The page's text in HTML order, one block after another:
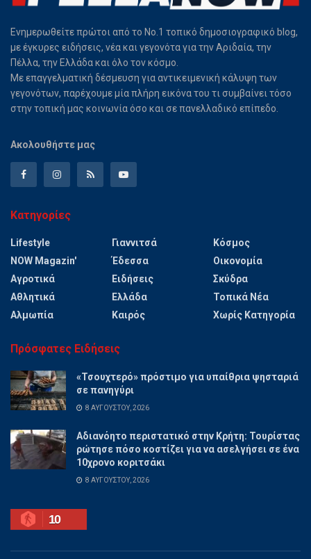
Ενημερωθείτε πρώτοι από το Νο.1 τοπικό δημοσιογραφικό blog,
με έγκυρες ειδήσεις, νέα και γεγονότα για την Αριδαία, την
Πέλλα, την Ελλάδα και όλο τον κόσμο.
Με επαγγελματική δέσμευση για αντικειμενική κάλυψη των
γεγονότων, παρέχουμε μία πλήρη εικόνα του τι συμβαίνει τόσο
στην τοπική μας κοινωνία όσο και σε πανελλαδικό επίπεδο.
Ακολουθήστε μας
Κατηγορίες
Lifestyle
NOW Magazin'
Αγροτικά
Αθλητικά
Αλμωπία
Γιαννιτσά
Έδεσσα
Ειδήσεις
Ελλάδα
Καιρός
Κόσμος
Οικονομία
Σκύδρα
Τοπικά Νέα
Χωρίς Κατηγορία
Πρόσφατες Ειδήσεις
«Τσουχτερό» πρόστιμο για υπαίθρια ψησταριά
σε πανηγύρι
8 ΑΥΓΟΎΣΤΟΥ, 2026
Αδιανόητο περιστατικό στην Κρήτη: Τουρίστας
ρώτησε πόσο κοστίζει για να ασελγήσει σε ένα
10χρονο κοριτσάκι
8 ΑΥΓΟΎΣΤΟΥ, 2026
10